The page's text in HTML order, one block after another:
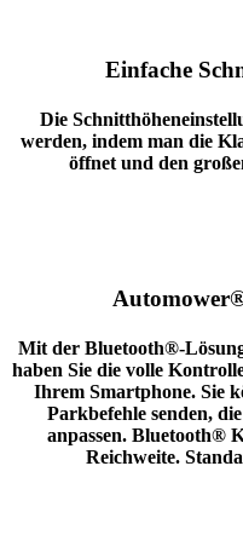
Einfache
Die
werden, indem man die
öffnet und den
Mit der Bluetooth®-
haben Sie die volle
Ihrem Smartphone. Sie
Parkbefehle senden,
anpassen. Bluetooth®
Reichweite.